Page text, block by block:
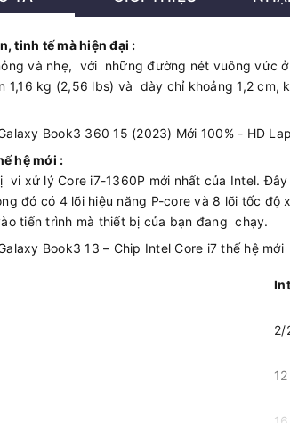
tinh tế mà hiện đại :
và nhẹ, với những đường nét vuông vức
1,16 kg (2,56 lbs) và dày chỉ khoảng 1,2
hệ mới :
xử lý Core i7-1360P mới nhất của Intel.
đó có 4 lõi hiệu năng P-core và 8 lõi tốc
tiến trình mà thiết bị của bạn đang chạy.
2/
12